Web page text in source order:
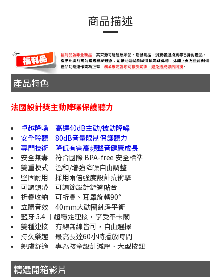
商品描述
產品特色
法國設計獎主動降噪保護聽力
卓越降噪｜高達40dB主動/被動降噪
安全聆聽｜80dB音量限制保護聽力
專門技術｜降低有害高頻聲音健康成長
安全無毒｜符合國際 BPA-free 安全標準
雙重模式｜溫和/增強降噪自由調整
堅固耐用｜採用兩倍強度設計抗衝擊
可調頭帶｜可調節設計舒適貼合
折疊收納｜可折疊、耳罩旋轉90°
立體音效｜40mm大動圈純淨平衡
藍牙 5.4 ｜超穩定連接，享受不卡關
雙種連接｜有線無線皆可，自由選擇
持久樂趣｜最高長達60小時播放時間
親膚舒適｜專為孩童設計減壓、大型按鈕
精選開箱影片